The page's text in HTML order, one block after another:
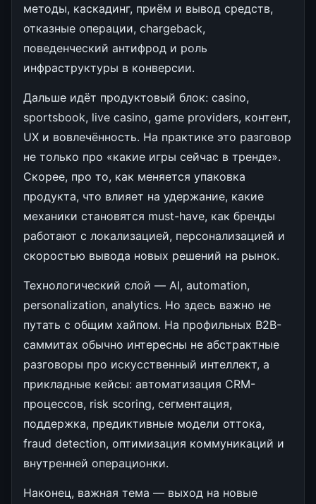
методы, каскадинг, приём и вывод средств,
отказные операции, chargeback,
поведенческий антифрод и роль
инфраструктуры в конверсии.
Дальше идёт продуктовый блок: casino,
sportsbook, live casino, game providers, контент,
UX и вовлечённость. На практике это разговор
не только про «какие игры сейчас в тренде».
Скорее, про то, как меняется упаковка
продукта, что влияет на удержание, какие
механики становятся must-have, как бренды
работают с локализацией, персонализацией и
скоростью вывода новых решений на рынок.
Технологический слой — AI, automation,
personalization, analytics. Но здесь важно не
путать с общим хайпом. На профильных B2B-
саммитах обычно интересны не абстрактные
разговоры про искусственный интеллект, а
прикладные кейсы: автоматизация CRM-
процессов, risk scoring, сегментация,
поддержка, предиктивные модели оттока,
fraud detection, оптимизация коммуникаций и
внутренней операционки.
Наконец, важная тема — выход на новые